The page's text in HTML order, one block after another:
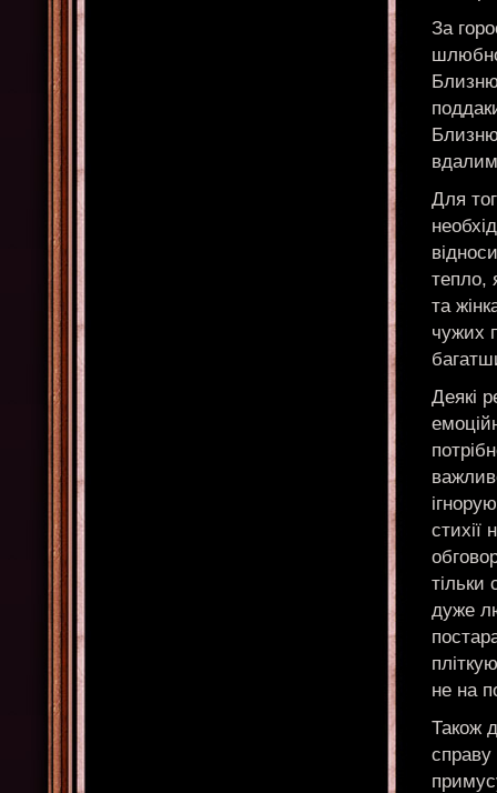
За
Для
тепло,
та
чужих
Деякі
стихії
дуже
не на
Також